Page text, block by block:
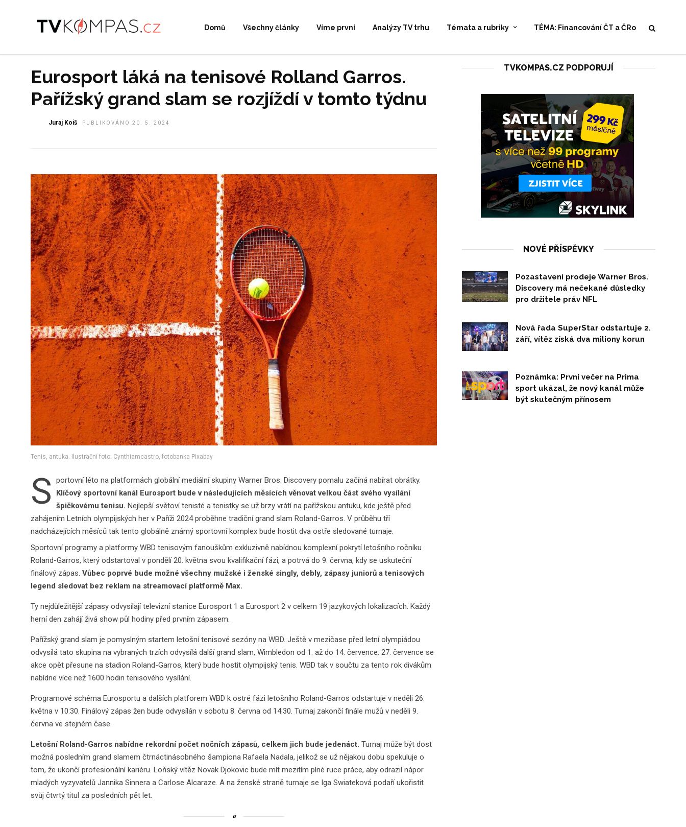
Domů Všechny články Víme první Analýzy TV trhu Témata a rubriky TÉMA: Financování ČT a ČRo
Eurosport láká na tenisové Rolland Garros.
Pařížský grand slam se rozjíždí v tomto týdnu
Juraj Koiš PUBLIKOVÁNO 20. 5. 2024
Tenis, antuka. Ilustrační foto: Cynthiamcastro, fotobanka Pixabay
S
portovní léto na platformách globální mediální skupiny Warner Bros. Discovery pomalu začíná nabírat obrátky.
Klíčový sportovní kanál Eurosport bude v následujících měsících věnovat velkou část svého vysílání
špičkovému tenisu. Nejlepší světoví tenisté a tenistky se už brzy vrátí na pařížskou antuku, kde ještě před
zahájením Letních olympijských her v Paříži 2024 proběhne tradiční grand slam Roland-Garros. V průběhu tří
nadcházejících měsíců tak tento globálně známý sportovní komplex bude hostit dva ostře sledované turnaje.
Sportovní programy a platformy WBD tenisovým fanouškům exkluzivně nabídnou komplexní pokrytí letošního ročníku
Roland-Garros, který odstartoval v pondělí 20. května svou kvalifikační fázi, a potrvá do 9. června, kdy se uskuteční
finálový zápas. Vůbec poprvé bude možné všechny mužské i ženské singly, debly, zápasy juniorů a tenisových
legend sledovat bez reklam na streamovací platformě Max.
Ty nejdůležitější zápasy odvysílají televizní stanice Eurosport 1 a Eurosport 2 v celkem 19 jazykových lokalizacích. Každý
herní den zahájí živá show půl hodiny před prvním zápasem.
Pařížský grand slam je pomyslným startem letošní tenisové sezóny na WBD. Ještě v mezičase před letní olympiádou
odvysílá tato skupina na vybraných trzích odvysílá další grand slam, Wimbledon od 1. až do 14. července. 27. července se
akce opět přesune na stadion Roland-Garros, který bude hostit olympijský tenis. WBD tak v součtu za tento rok divákům
nabídne více než 1600 hodin tenisového vysílání.
Programové schéma Eurosportu a dalších platforem WBD k ostré fázi letošního Roland-Garros odstartuje v neděli 26.
května v 10:30. Finálový zápas žen bude odvysílán v sobotu 8. června od 14:30. Turnaj zakončí finále mužů v neděli 9.
června ve stejném čase.
Letošní Roland-Garros nabídne rekordní počet nočních zápasů, celkem jich bude jedenáct. Turnaj může být dost
možná posledním grand slamem čtrnáctinásobného šampiona Rafaela Nadala, jelikož se už nějakou dobu spekuluje o
tom, že ukončí profesionální kariéru. Loňský vítěz Novak Djokovic bude mít mezitím plné ruce práce, aby odrazil nápor
mladých vyzyvatelů Jannika Sinnera a Carlose Alcaraze. A na ženské straně turnaje se Iga Swiateková podaří ukořistit
svůj čtvrtý titul za posledních pět let.
TVKOMPAS.CZ PODPORUJÍ
NOVÉ PŘÍSPĚVKY
Pozastavení prodeje Warner Bros.
Discovery má nečekané důsledky
pro držitele práv NFL
Nová řada SuperStar odstartuje 2.
září, vítěz získá dva miliony korun
Poznámka: První večer na Prima
sport ukázal, že nový kanál může
být skutečným přínosem